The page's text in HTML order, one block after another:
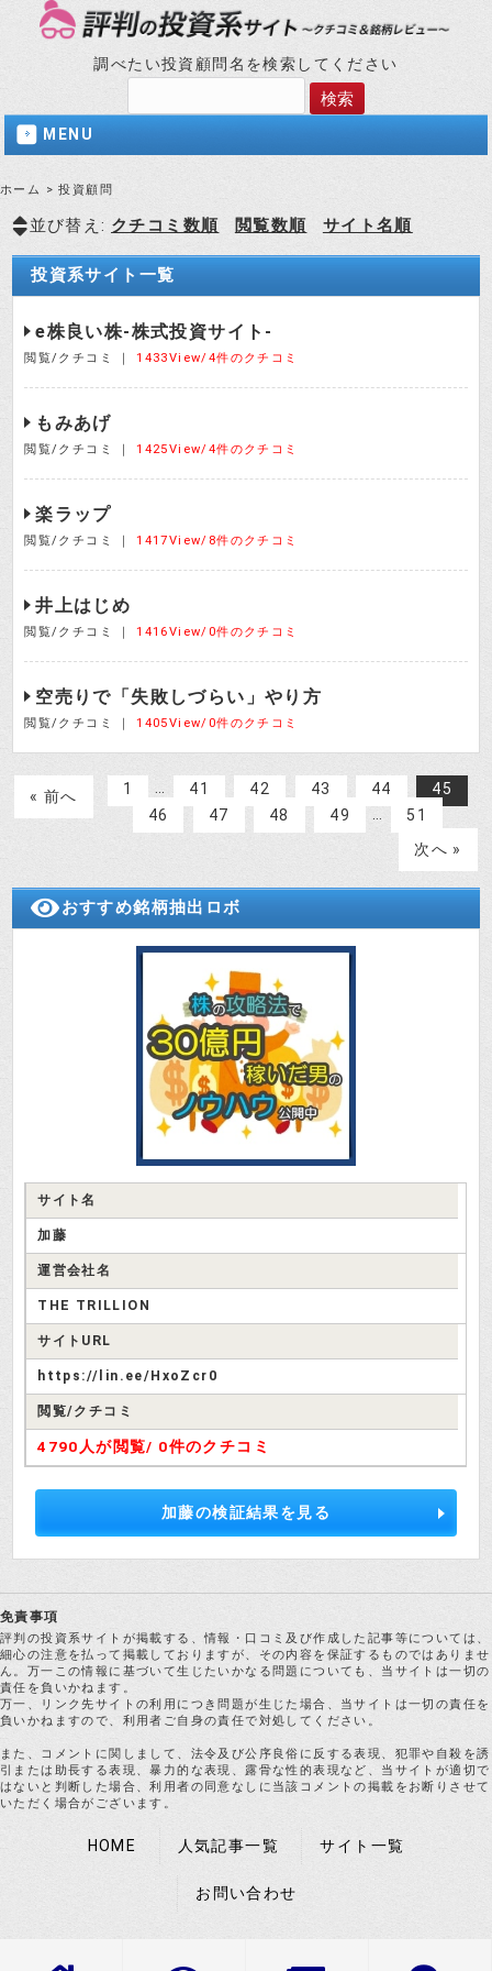
調べたい投資顧問名を検索してください
MENU
ホーム >投資顧問
並び替え: クチコミ数順 閲覧数順 サイト名順
投資系サイト一覧
e株良い株-株式投資サイト-
閲覧/クチコミ ｜1433View/4件のクチコミ
もみあげ
閲覧/クチコミ ｜1425View/4件のクチコミ
楽ラップ
閲覧/クチコミ ｜1417View/8件のクチコミ
井上はじめ
閲覧/クチコミ ｜1416View/0件のクチコミ
空売りで「失敗しづらい」やり方
閲覧/クチコミ ｜1405View/0件のクチコミ
« 前へ 1 … 41 42 43 44
45
46
47 48 49 …
51
次へ »
おすすめ銘柄抽出ロボ
サイト名
加藤
運営会社名
THE TRILLION
サイトURL
https://lin.ee/HxoZcr0
閲覧/クチコミ
4790人が閲覧/ 0件のクチコミ
加藤の検証結果を見る
免責事項
評判の投資系サイトが掲載する、情報・口コミ及び作成した記事等については、
細心の注意を払って掲載しておりますが、その内容を保証するものではありませ
ん。万一この情報に基づいて生じたいかなる問題についても、当サイトは一切の
責任を負いかねます。
万一、リンク先サイトの利用につき問題が生じた場合、当サイトは一切の責任を
負いかねますので、利用者ご自身の責任で対処してください。
また、コメントに関しまして、法令及び公序良俗に反する表現、犯罪や自殺を誘
引または助長する表現、暴力的な表現、露骨な性的表現など、当サイトが適切で
はないと判断した場合、利用者の同意なしに当該コメントの掲載をお断りさせて
いただく場合がございます。
HOME 人気記事一覧 サイト一覧
お問い合わせ